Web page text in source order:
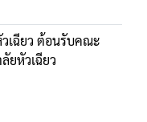
เฉียว ต้อนรับคณะ
ยหัวเฉียว